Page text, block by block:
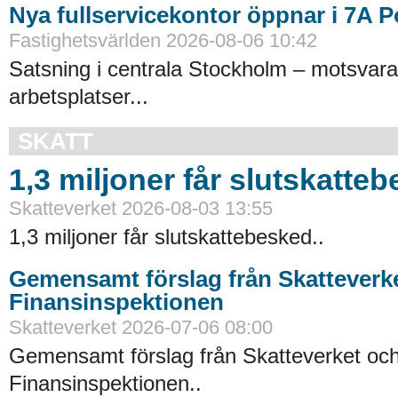
Nya fullservicekontor öppnar i 7A
Fastighetsvärlden 2026-08-06 10:42
Satsning i centrala Stockholm –
arbetsplatser...
SKATT
1,3 miljoner får
Skatteverket 2026-08-03 13:55
1,3 miljoner får slutskattebesked..
Gemensamt förslag från
Finansinspektionen
Skatteverket 2026-07-06 08:00
Gemensamt förslag från Skatteverket
Finansinspektionen..